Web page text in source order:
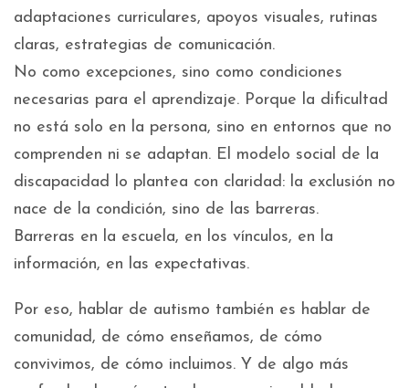
adaptaciones curriculares, apoyos visuales, rutinas
claras, estrategias de comunicación.
No como excepciones, sino como condiciones
necesarias para el aprendizaje. Porque la dificultad
no está solo en la persona, sino en entornos que no
comprenden ni se adaptan. El modelo social de la
discapacidad lo plantea con claridad: la exclusión no
nace de la condición, sino de las barreras.
Barreras en la escuela, en los vínculos, en la
información, en las expectativas.
Por eso, hablar de autismo también es hablar de
comunidad, de cómo enseñamos, de cómo
convivimos, de cómo incluimos. Y de algo más